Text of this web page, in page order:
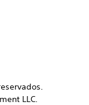
LLC.